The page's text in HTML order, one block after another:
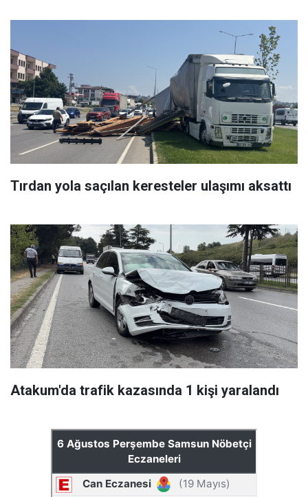
Tırdan yola saçılan keresteler ulaşımı aksattı
Atakum'da trafik kazasında 1 kişi yaralandı